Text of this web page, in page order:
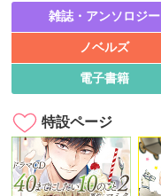
雑誌・アンソロジー
ノベルズ
電子書籍
特設ページ